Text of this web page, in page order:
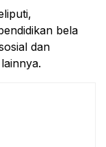
bela
dan